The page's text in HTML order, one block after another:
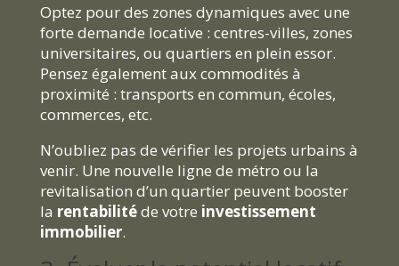
Optez pour des zones dynamiques avec une
forte demande locative : centres-villes, zones
universitaires, ou quartiers en plein essor.
Pensez également aux commodités à
proximité : transports en commun, écoles,
commerces, etc.
N’oubliez pas de vérifier les projets urbains à
venir. Une nouvelle ligne de métro ou la
revitalisation d’un quartier peuvent booster
la rentabilitéde votre investissement
immobilier.